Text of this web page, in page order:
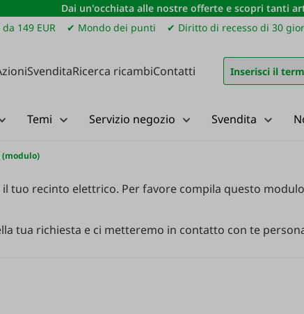
Dai un'occhiata alle nostre offerte e scopri tanti
149 EUR
✔ Mondo dei punti ✔ Diritto di recesso di 30
SvenditaRicerca ricambiContatti
Temi Servizio negozio Svendita
(modulo)
il tuo recinto elettrico. Perfavore compila questo modulo
tua richiesta e ci metteremo in contatto con te